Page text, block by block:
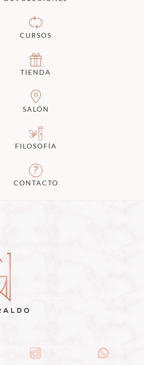
CURSOS
TIENDA
SALÓN
FILOSOFÍA
CONTACTO